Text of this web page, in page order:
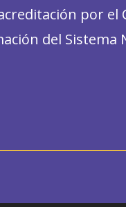
por el
del Sistema